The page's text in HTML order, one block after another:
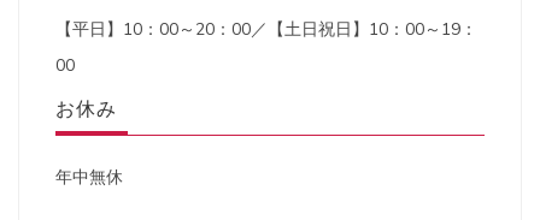
【平日】10：00～20：00／【土日祝日】10：00～19：
00
お休み
年中無休